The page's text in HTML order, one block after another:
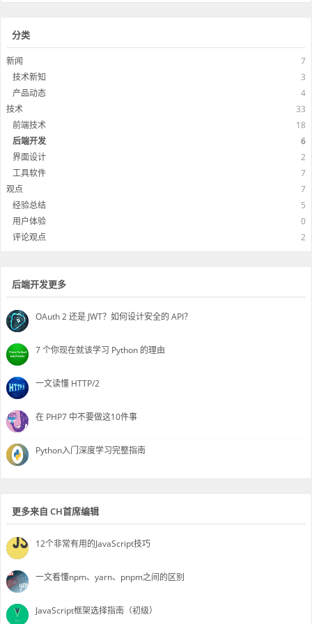
分类
新闻
7
技术新知
3
产品动态
4
技术
33
前端技术
18
后端开发
6
界面设计
2
工具软件
7
观点
7
经验总结
5
用户体验
0
评论观点
2
后端开发更多
OAuth 2 还是 JWT？如何设计安全的 API？
7 个你现在就该学习 Python 的理由
一文读懂 HTTP/2
在 PHP7 中不要做这10件事
Python入门深度学习完整指南
更多来自 CH首席编辑
12个非常有用的JavaScript技巧
一文看懂npm、yarn、pnpm之间的区别
JavaScript框架选择指南（初级）